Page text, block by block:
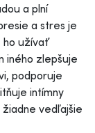
a plní
a stres je
ho užívať
iného zlepšuje
podporuje
intímny
vedľajšie